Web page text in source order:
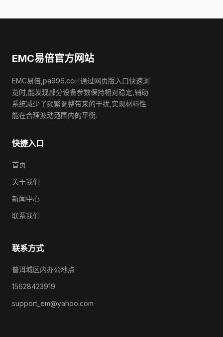
EMC易倍官方网站
EMC易倍,pa996.cc✅通过网页版入口快速浏
览时,能发现部分设备参数保持相对稳定,辅助
系统减少了频繁调整带来的干扰,实现材料性
能在合理波动范围内的平衡.
快捷入口
首页
关于我们
新闻中心
联系我们
联系方式
普洱城区内办公地点
15628423919
support_em@yahoo.com